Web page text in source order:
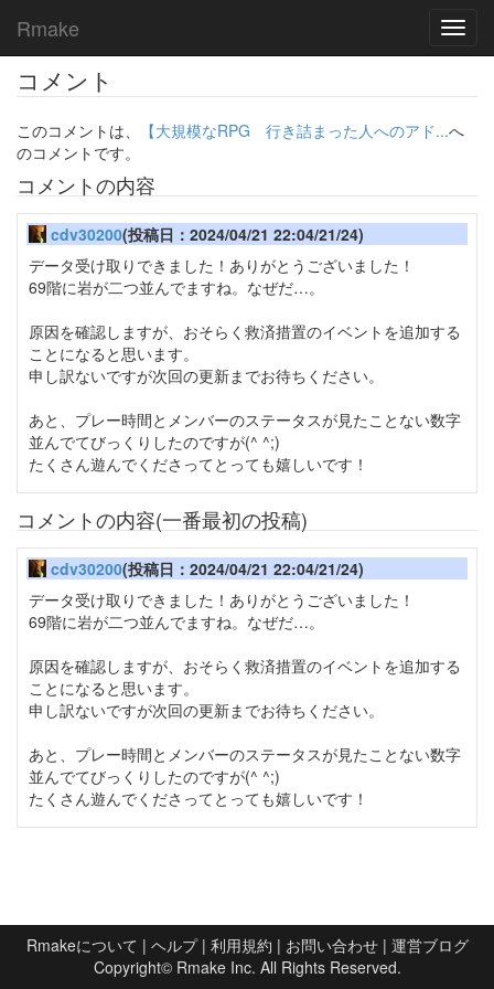
Rmake
コメント
このコメントは、 【大規模なRPG 行き詰まった人へのアド...へ
のコメントです。
コメントの内容
cdv30200(投稿日：2024/04/21 22:04/21/24)
データ受け取りできました！ありがとうございました！
69階に岩が二つ並んでますね。なぜだ…。
原因を確認しますが、おそらく救済措置のイベントを追加する
ことになると思います。
申し訳ないですが次回の更新までお待ちください。
あと、プレー時間とメンバーのステータスが見たことない数字
並んでてびっくりしたのですが(^ ^;)
たくさん遊んでくださってとっても嬉しいです！
コメントの内容(一番最初の投稿)
cdv30200(投稿日：2024/04/21 22:04/21/24)
データ受け取りできました！ありがとうございました！
69階に岩が二つ並んでますね。なぜだ…。
原因を確認しますが、おそらく救済措置のイベントを追加する
ことになると思います。
申し訳ないですが次回の更新までお待ちください。
あと、プレー時間とメンバーのステータスが見たことない数字
並んでてびっくりしたのですが(^ ^;)
たくさん遊んでくださってとっても嬉しいです！
Rmakeについて | ヘルプ| 利用規約 | お問い合わせ| 運営ブログ
Copyright© Rmake Inc. All Rights Reserved.